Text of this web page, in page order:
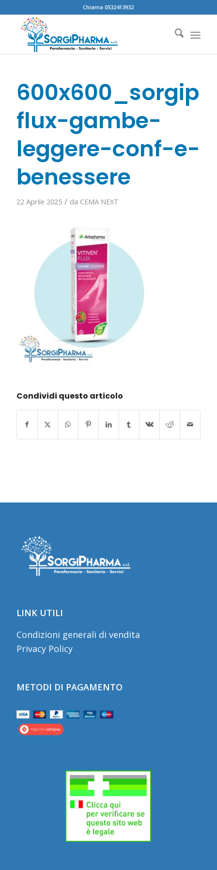
Chiama 0532413932
flux-gambe-
leggere-conf-e-
benessere
22 Aprile 2025 / da CEMA NEXT
Condividi questo articolo
LINK UTILI
Condizioni generali di vendita
Privacy Policy
METODI DI PAGAMENTO